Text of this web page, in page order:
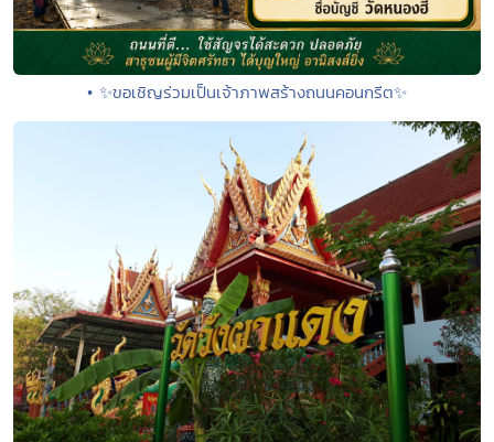
• ✨ขอเชิญร่วมเป็นเจ้าภาพสร้างถนนคอนกรีต✨